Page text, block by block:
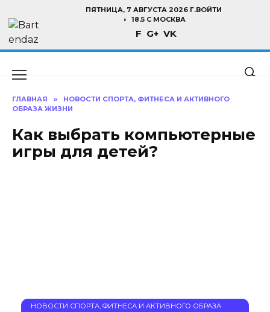
содержанию
ПЯТНИЦА, 7 АВГУСТА 2026 Г.ВОЙТИ
18.5 C МОСКВА
F G+ VK
ГЛАВНАЯ »
НОВОСТИ СПОРТА, ФИТНЕСА И АКТИВНОГО
ОБРАЗА ЖИЗНИ
Как выбрать компьютерные
игры для детей?
НОВОСТИ СПОРТА, ФИТНЕСА И АКТИВНОГО ОБРАЗА